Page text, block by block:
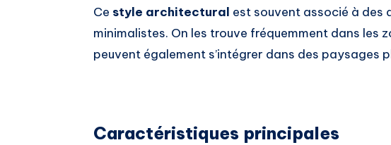
Ce style architectural est souvent associé à des
minimalistes. On les trouve fréquemment dans les
peuvent également s’intégrer dans des paysages
Caractéristiques principales